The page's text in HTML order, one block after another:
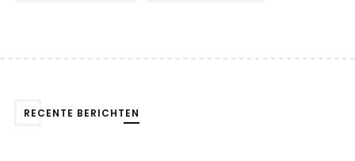
RECENTE BERICHTEN